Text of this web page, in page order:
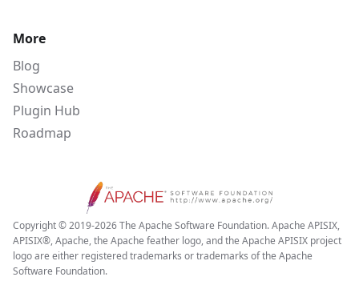
More
Blog
Showcase
Plugin Hub
Roadmap
Copyright © 2019-2026 The Apache Software Foundation. Apache APISIX,
APISIX®, Apache, the Apache feather logo, and the Apache APISIX project
logo are either registered trademarks or trademarks of the Apache
Software Foundation.